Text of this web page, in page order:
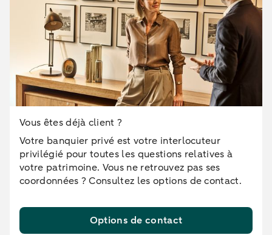
Vous êtes déjà client ?
Votre banquier privé est votre interlocuteur
privilégié pour toutes les questions relatives à
votre patrimoine. Vous ne retrouvez pas ses
coordonnées ? Consultez les options de contact.
Options de contact